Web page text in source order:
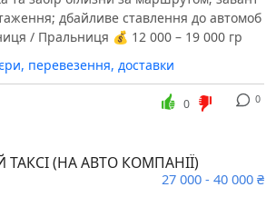
дбайливе ставлення до автомоб
/ Пральниця 💰 12 000 – 19 000 гр
перевезення, доставки
0
0
ТАКСІ (НА АВТО КОМПАНІЇ)
27 000 - 40 000 ₴